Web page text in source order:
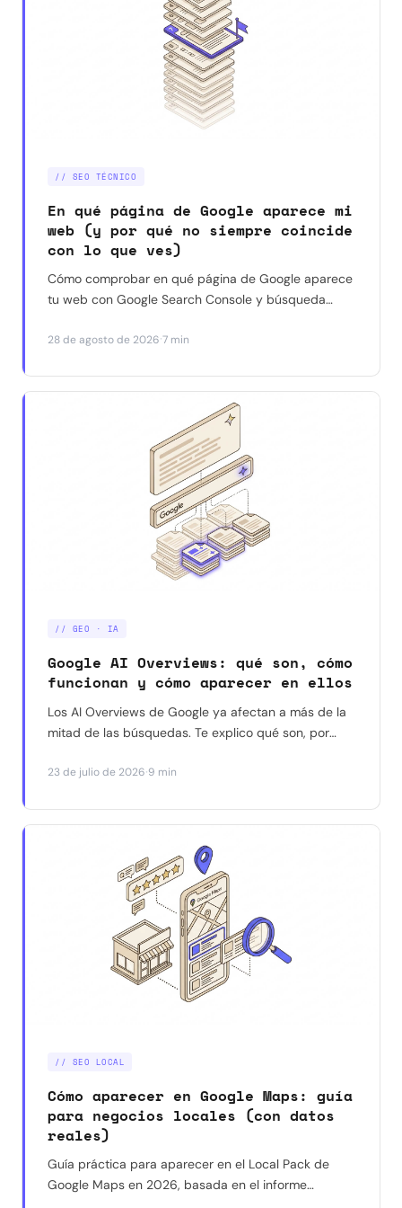
// SEO TÉCNICO
En qué página de Google aparece mi
web (y por qué no siempre coincide
con lo que ves)
Cómo comprobar en qué página de Google aparece
tu web con Google Search Console y búsqueda
distintos para la misma consulta. Con un caso real.
28 de agosto de 2026·7 min
// GEO · IA
Google AI Overviews: qué son, cómo
funcionan y cómo aparecer en ellos
Los AI Overviews de Google ya afectan a más de la
mitad de las búsquedas. Te explico qué son, por
datos reales (no las suposiciones) sobre cómo
23 de julio de 2026·9 min
// SEO LOCAL
Cómo aparecer en Google Maps: guía
para negocios locales (con datos
reales)
Guía práctica para aparecer en el Local Pack de
Google Maps en 2026, basada en el informe